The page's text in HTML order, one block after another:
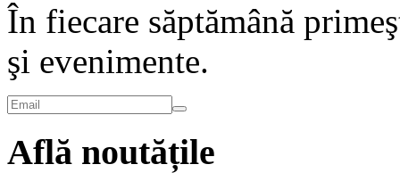
În fiecare săptămână
şi evenimente.
Află noutățile